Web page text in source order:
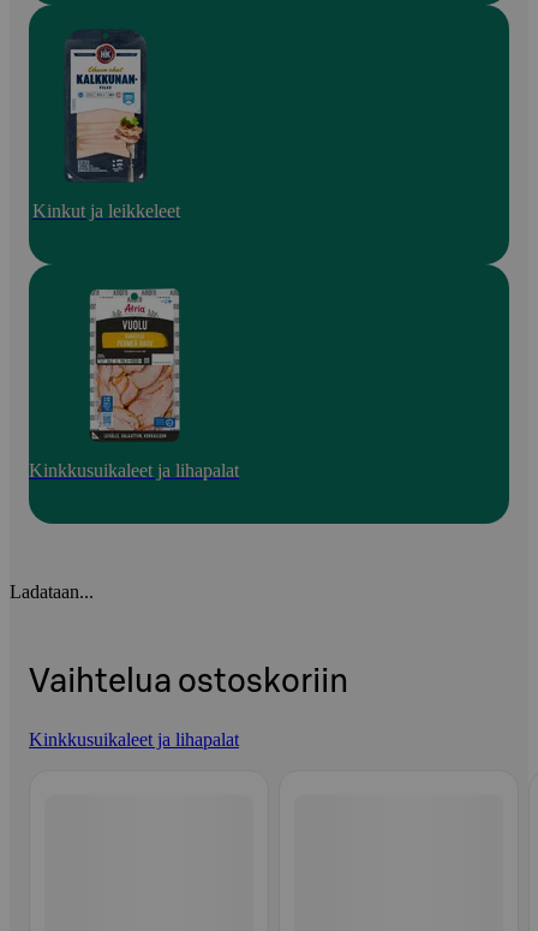
Kinkut ja leikkeleet
Kinkkusuikaleet ja lihapalat
Ladataan...
Vaihtelua ostoskoriin
Kinkkusuikaleet ja lihapalat